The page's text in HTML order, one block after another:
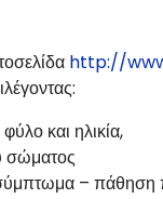
http://
και ηλικία,
σώματος
– πάθηση